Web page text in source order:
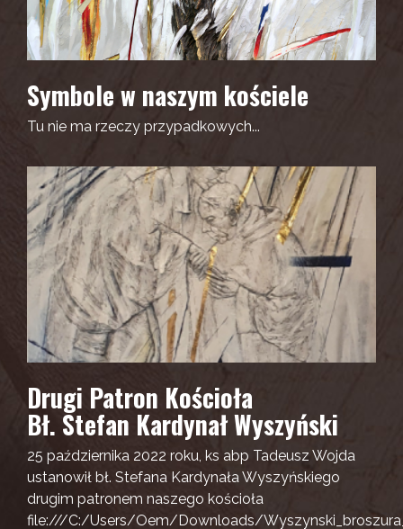
Symbole w naszym kościele
Tu nie ma rzeczy przypadkowych...
Drugi Patron Kościoła
Bł. Stefan Kardynał Wyszyński
25 października 2022 roku, ks abp Tadeusz Wojda
ustanowił bł. Stefana Kardynała Wyszyńskiego
drugim patronem naszego kościoła
file:///C:/Users/Oem/Downloads/